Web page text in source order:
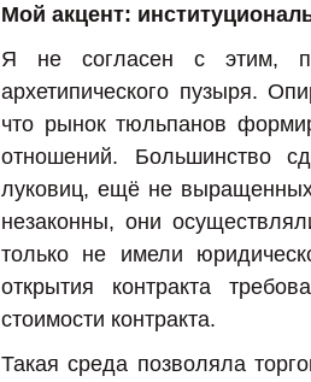
Мой акцент:
Я не согласен с этим,
архетипического пузыря.
что рынок тюльпанов
отношений. Большинство
луковиц, ещё не
незаконны, они
только не имели
открытия контракта
стоимости контракта.
Такая среда позволяла